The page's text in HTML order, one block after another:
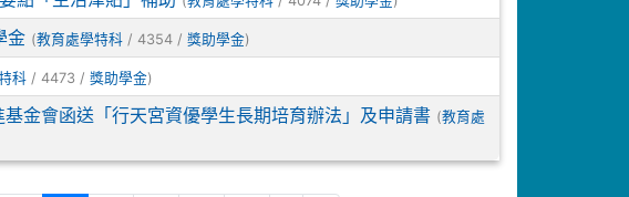
金 (教育處學特科 / 4354 / 獎助學金)
科 / 4473 / 獎助學金)
金會函送「行天宮資優學生長期培育辦法」及申請書 (教育處